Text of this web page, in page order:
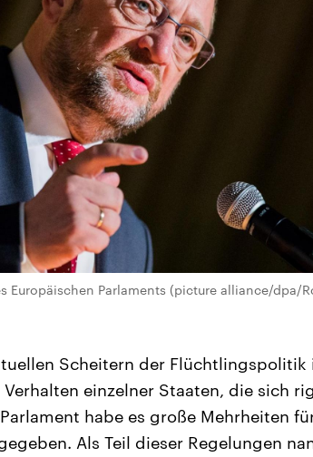
Europäischen Parlaments (picture alliance/dpa/
Scheitern der Flüchtlingspolitik
einzelner Staaten, die sich
habe es große Mehrheiten
Als Teil dieser Regelungen